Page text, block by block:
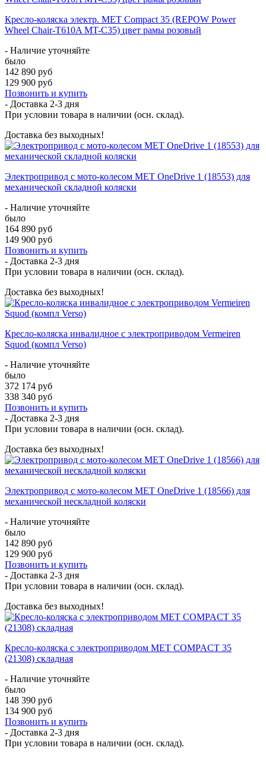
Кресло-коляска электр. MET Compact 35 (REPOW Power
Wheel Chair-T610A MT-C35) цвет рамы розовый
- Наличие уточняйте
было
142 890 руб
129 900 руб
Позвонить и купить
- Доставка 2-3 дня
При условии товара в наличии (осн. склад).
Доставка без выходных!
Электропривод с мото-колесом MET OneDrive 1 (18553) для
механической складной коляски
- Наличие уточняйте
было
164 890 руб
149 900 руб
Позвонить и купить
- Доставка 2-3 дня
При условии товара в наличии (осн. склад).
Доставка без выходных!
Кресло-коляска инвалидное с электроприводом Vermeiren
Squod (компл Verso)
- Наличие уточняйте
было
372 174 руб
338 340 руб
Позвонить и купить
- Доставка 2-3 дня
При условии товара в наличии (осн. склад).
Доставка без выходных!
Электропривод с мото-колесом MET OneDrive 1 (18566) для
механической нескладной коляски
- Наличие уточняйте
было
142 890 руб
129 900 руб
Позвонить и купить
- Доставка 2-3 дня
При условии товара в наличии (осн. склад).
Доставка без выходных!
Кресло-коляска с электроприводом MET COMPACT 35
(21308) складная
- Наличие уточняйте
было
148 390 руб
134 900 руб
Позвонить и купить
- Доставка 2-3 дня
При условии товара в наличии (осн. склад).